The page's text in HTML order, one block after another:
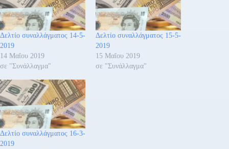
Δελτίο συναλλάγματος 14-5-
2019
14 Μαΐου 2019
σε "Συνάλλαγμα"
Δελτίο συναλλάγματος 15-5-
2019
15 Μαΐου 2019
σε "Συνάλλαγμα"
Δελτίο συναλλάγματος 16-3-
2019